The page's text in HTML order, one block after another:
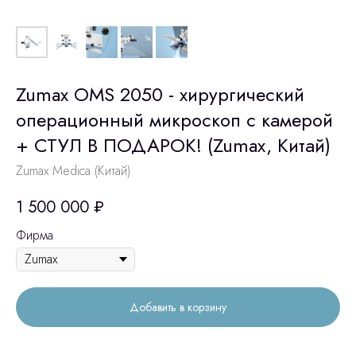
Zumax OМS 2050 - хирургический
операционный микроскоп с камерой
+ СТУЛ В ПОДАРОК! (Zumax, Китай)
Zumax Medica (Китай)
1 500 000 ₽
Фирма
Добавить в корзину